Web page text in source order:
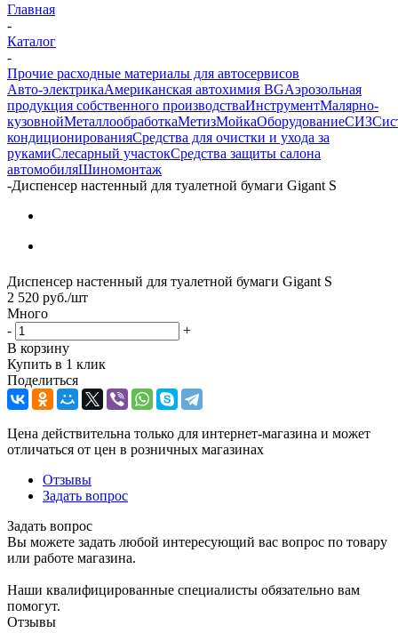
Главная
-
Каталог
-
Прочие расходные материалы для автосервисов
Авто-электрикаАмериканская автохимия BGАэрозольная
продукция собственного производстваИнструментМалярно-
кузовнойМеталлообработкаМетизМойкаОборудованиеСИЗ
кондиционированияСредства для очистки и ухода за
рукамиСлесарный участокСредства защиты салона
автомобиляШиномонтаж
-Диспенсер настенный для туалетной бумаги Gigant S
Диспенсер настенный для туалетной бумаги Gigant S
2 520 руб./шт
Много
-
+
В корзину
Купить в 1 клик
Поделиться
Цена действительна только для интернет-магазина и может
отличаться от цен в розничных магазинах
Отзывы
Задать вопрос
Задать вопрос
Вы можете задать любой интересующий вас вопрос по товару
или работе магазина.
Наши квалифицированные специалисты обязательно вам
помогут.
Отзывы